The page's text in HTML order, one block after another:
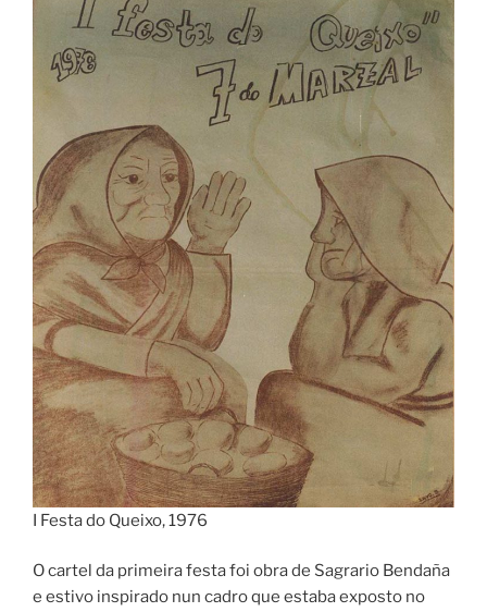
I Festa do Queixo, 1976
O cartel da primeira festa foi obra de Sagrario Bendaña
e estivo inspirado nun cadro que estaba exposto no